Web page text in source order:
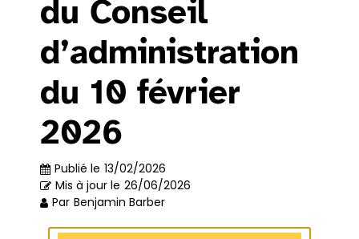
du Conseil
d’administration
du 10 février
2026
Publié le 13/02/2026
Mis à jour le 26/06/2026
Par Benjamin Barber